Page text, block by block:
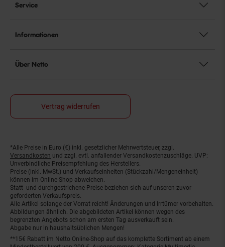
Service
Informationen
Über Netto
Vertrag widerrufen
Fußnoten
*Alle Preise in Euro (€) inkl. gesetzlicher Mehrwertsteuer, zzgl.
Versandkosten und zzgl. evtl. anfallender Versandkostenzuschläge. UVP:
Unverbindliche Preisempfehlung des Herstellers.
Preise (inkl. MwSt.) und Verkaufseinheiten (Stückzahl/Mengeneinheit)
können im Online-Shop abweichen.
Statt- und durchgestrichene Preise beziehen sich auf unseren zuvor
geforderten Verkaufspreis.
Alle Artikel solange der Vorrat reicht! Änderungen und Irrtümer vorbehalten.
Abbildungen ähnlich. Die abgebildeten Artikel können wegen des
begrenzten Angebots schon am ersten Tag ausverkauft sein.
Abgabe nur in haushaltsüblichen Mengen!
**15€ Rabatt im Netto Online-Shop auf das komplette Sortiment ab einem